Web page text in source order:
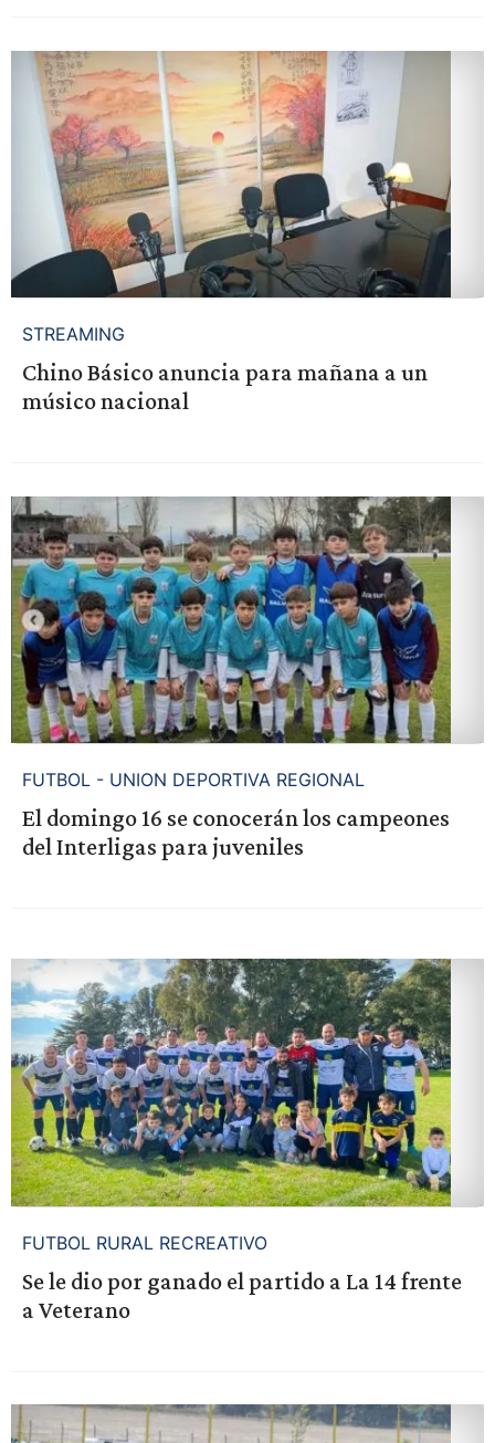
STREAMING
Chino Básico anuncia para mañana a un
músico nacional
FUTBOL - UNION DEPORTIVA REGIONAL
El domingo 16 se conocerán los campeones
del Interligas para juveniles
FUTBOL RURAL RECREATIVO
Se le dio por ganado el partido a La 14 frente
a Veterano